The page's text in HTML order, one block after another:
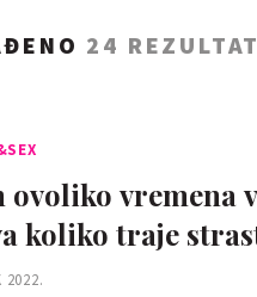
24
ovoliko
koliko traje
2022.